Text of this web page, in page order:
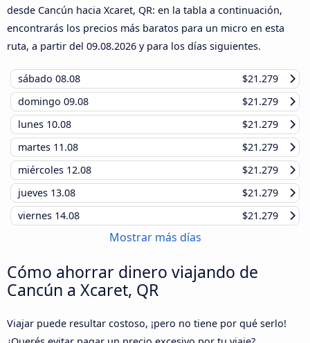
desde Cancún hacia Xcaret, QR: en la tabla a continuación,
encontrarás los precios más baratos para un micro en esta
ruta, a partir del 09.08.2026 y para los días siguientes.
sábado 08.08
$21.279
domingo 09.08
$21.279
lunes 10.08
$21.279
martes 11.08
$21.279
miércoles 12.08
$21.279
jueves 13.08
$21.279
viernes 14.08 $21.279
Mostrar más días
Cómo ahorrar dinero viajando de
Cancún a Xcaret, QR
Viajar puede resultar costoso, ¡pero no tiene por qué serlo!